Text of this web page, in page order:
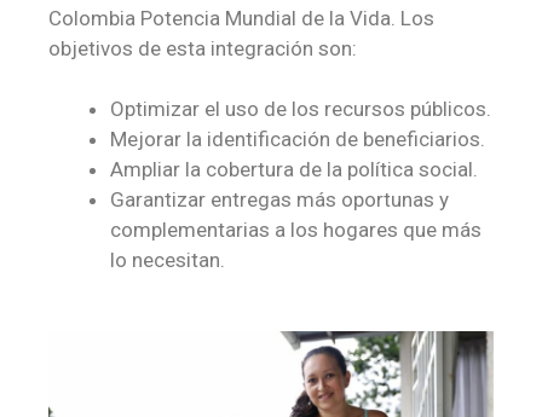
Colombia Potencia Mundial de la Vida. Los
objetivos de esta integración son:
Optimizar el uso de los recursos públicos.
Mejorar la identificación de beneficiarios.
Ampliar la cobertura de la política social.
Garantizar entregas más oportunas y
complementarias a los hogares que más
lo necesitan.